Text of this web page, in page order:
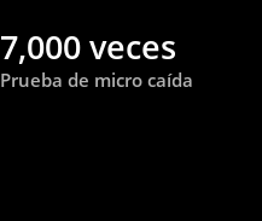
7,000 veces
Prueba de micro caída